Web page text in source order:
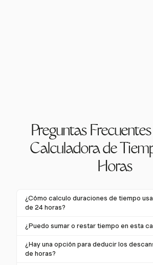
Preguntas
Calculadora de
Horas
¿Cómo calculo duraciones de tiempo
de 24 horas?
Para calcular duraciones de tiempo
hora de finalización. Por ejemplo, la
14:00 a 18:30 es de 4 horas y 30
¿Puedo sumar o restar tiempo en esta
Sí, una calculadora de tiempo de 24
sumar o restar tiempo fácilmente.
¿Hay una opción para deducir los
de horas?